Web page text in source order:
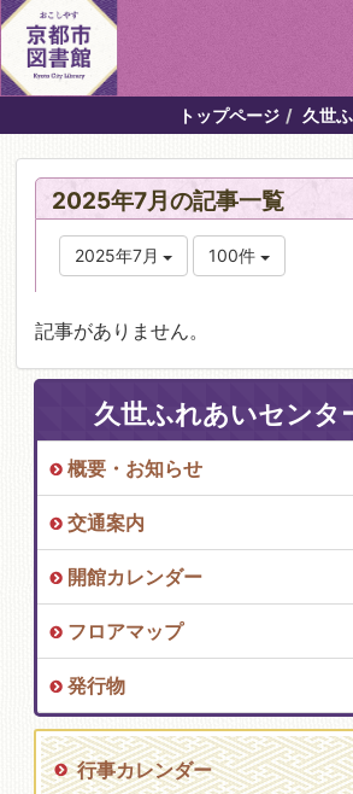
トップページ 久世
2025年7月の記事一覧
2025年7月 100件
記事がありません。
久世ふれあいセンタ
概要・お知らせ
交通案内
開館カレンダー
フロアマップ
発行物
行事カレンダー